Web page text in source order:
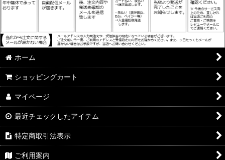
ホーム
ショッピングカート
マイページ
最近チェックしたアイテム
特定商取引法表示
ご利用案内